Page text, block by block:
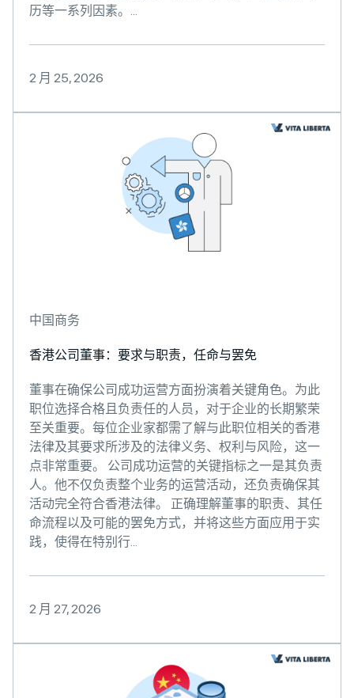
历等一系列因素。...
2 月 25, 2026
中国商务
香港公司董事：要求与职责，任命与罢免
董事在确保公司成功运营方面扮演着关键角色。为此
职位选择合格且负责任的人员，对于企业的长期繁荣
至关重要。每位企业家都需了解与此职位相关的香港
法律及其要求所涉及的法律义务、权利与风险，这一
点非常重要。 公司成功运营的关键指标之一是其负责
人。他不仅负责整个业务的运营活动，还负责确保其
活动完全符合香港法律。 正确理解董事的职责、其任
命流程以及可能的罢免方式，并将这些方面应用于实
践，使得在特别行...
2 月 27, 2026